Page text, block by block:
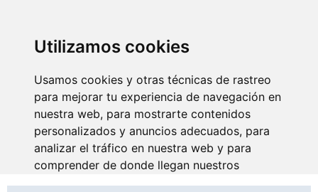
Utilizamos cookies
Usamos cookies y otras técnicas de rastreo
para mejorar tu experiencia de navegación en
nuestra web, para mostrarte contenidos
personalizados y anuncios adecuados, para
analizar el tráfico en nuestra web y para
comprender de donde llegan nuestros
visitantes.
Nuestra ayuda y tu
formación mejoran la
profesión